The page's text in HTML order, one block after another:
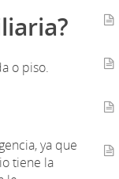
o piso.
ya que
tiene la